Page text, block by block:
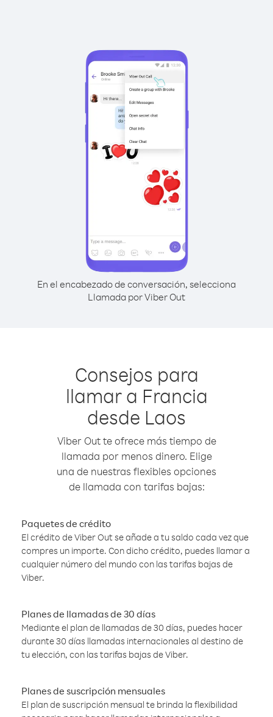
En el encabezado de conversación, selecciona
Llamada por Viber Out
Consejos para
llamar a Francia
desde Laos
Viber Out te ofrece más tiempo de
llamada por menos dinero. Elige
una de nuestras flexibles opciones
de llamada con tarifas bajas:
Paquetes de crédito
El crédito de Viber Out se añade a tu saldo cada vez que
compres un importe. Con dicho crédito, puedes llamar a
cualquier número del mundo con las tarifas bajas de
Viber.
Planes de llamadas de 30 días
Mediante el plan de llamadas de 30 días, puedes hacer
durante 30 días llamadas internacionales al destino de
tu elección, con las tarifas bajas de Viber.
Planes de suscripción mensuales
El plan de suscripción mensual te brinda la flexibilidad